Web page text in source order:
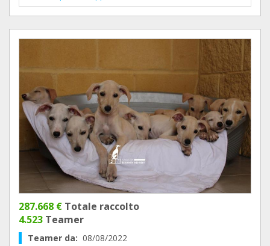
287.668 € Totale raccolto
4.523 Teamer
Teamer da: 08/08/2022